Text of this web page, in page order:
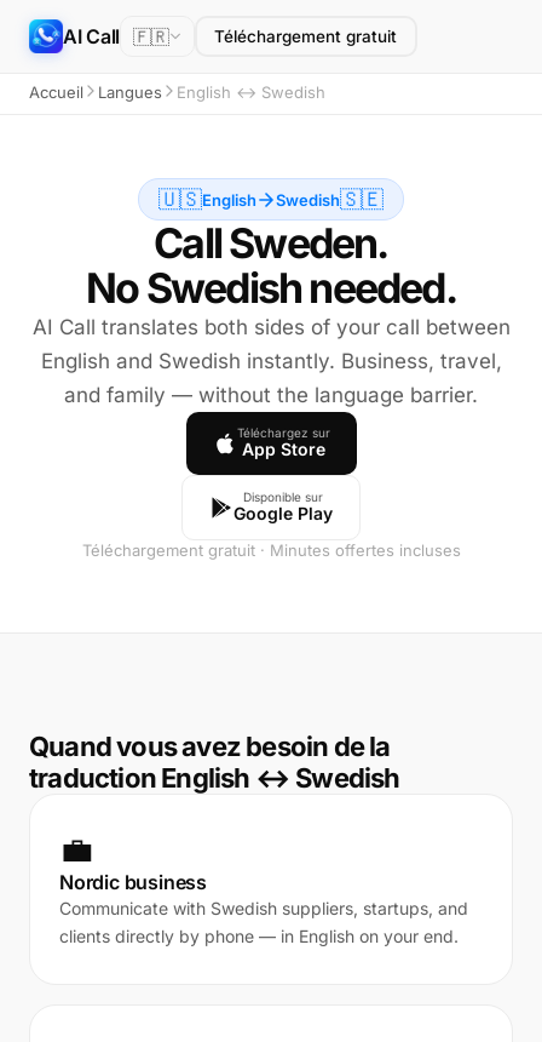
AI Call 🇫🇷 Téléchargement gratuit
Accueil Langues English ↔ Swedish
🇺🇸English Swedish🇸🇪
Call Sweden.
No Swedish needed.
AI Call translates both sides of your call between
English and Swedish instantly. Business, travel,
and family — without the language barrier.
Téléchargez sur
App Store
Disponible sur
Google Play
Téléchargement gratuit · Minutes offertes incluses
Quand vous avez besoin de la
traduction English ↔ Swedish
💼
Nordic business
Communicate with Swedish suppliers, startups, and
clients directly by phone — in English on your end.